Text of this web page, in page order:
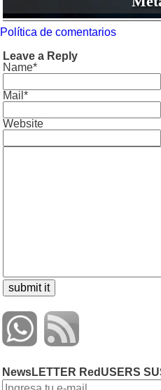
Política de comentarios
Leave a Reply
Name*
Mail*
Website
NewsLETTER RedUSERS